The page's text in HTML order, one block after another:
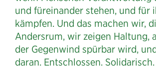
und füreinander stehen, und für
kämpfen. Und das machen wir,
Andersrum, wir zeigen Haltung,
der Gegenwind spürbar wird,
daran. Entschlossen. Solidarisch.